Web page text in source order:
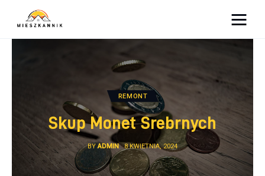
Łazienka
Kuchnia
Salon
REMONT
Skup Monet Srebrnych
BY ADMIN 8 KWIETNIA, 2024